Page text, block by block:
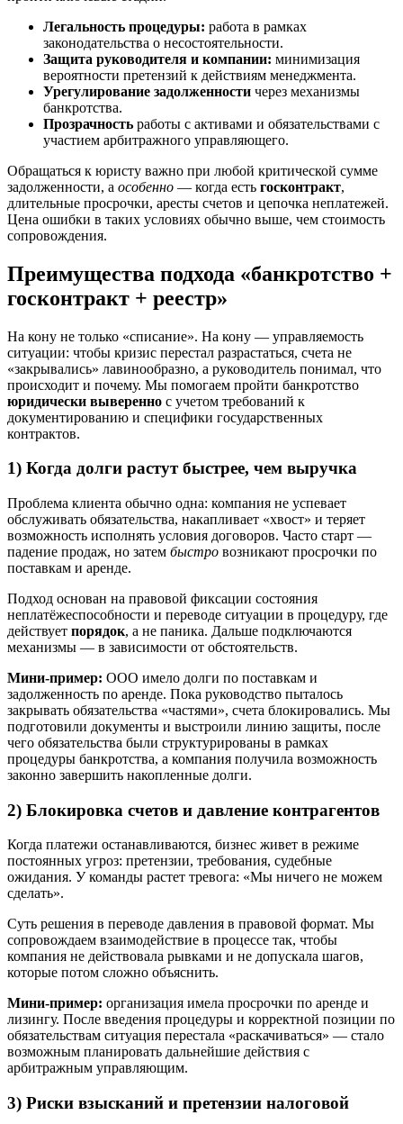
Легальность процедуры: работа в рамках
законодательства о несостоятельности.
Защита руководителя и компании: минимизация
вероятности претензий к действиям менеджмента.
Урегулирование задолженности через механизмы
банкротства.
Прозрачность работы с активами и обязательствами с
участием арбитражного управляющего.
Обращаться к юристу важно при любой критической сумме
задолженности, а особенно — когда есть госконтракт,
длительные просрочки, аресты счетов и цепочка неплатежей.
Цена ошибки в таких условиях обычно выше, чем стоимость
сопровождения.
Преимущества подхода «банкротство +
госконтракт + реестр»
На кону не только «списание». На кону — управляемость
ситуации: чтобы кризис перестал разрастаться, счета не
«закрывались» лавинообразно, а руководитель понимал, что
происходит и почему. Мы помогаем пройти банкротство
юридически выверенно с учетом требований к
документированию и специфики государственных
контрактов.
1) Когда долги растут быстрее, чем выручка
Проблема клиента обычно одна: компания не успевает
обслуживать обязательства, накапливает «хвост» и теряет
возможность исполнять условия договоров. Часто старт —
падение продаж, но затем быстро возникают просрочки по
поставкам и аренде.
Подход основан на правовой фиксации состояния
неплатёжеспособности и переводе ситуации в процедуру, где
действует порядок, а не паника. Дальше подключаются
механизмы — в зависимости от обстоятельств.
Мини‑пример: ООО имело долги по поставкам и
задолженность по аренде. Пока руководство пыталось
закрывать обязательства «частями», счета блокировались. Мы
подготовили документы и выстроили линию защиты, после
чего обязательства были структурированы в рамках
процедуры банкротства, а компания получила возможность
законно завершить накопленные долги.
2) Блокировка счетов и давление контрагентов
Когда платежи останавливаются, бизнес живет в режиме
постоянных угроз: претензии, требования, судебные
ожидания. У команды растет тревога: «Мы ничего не можем
сделать».
Суть решения в переводе давления в правовой формат. Мы
сопровождаем взаимодействие в процессе так, чтобы
компания не действовала рывками и не допускала шагов,
которые потом сложно объяснить.
Мини‑пример: организация имела просрочки по аренде и
лизингу. После введения процедуры и корректной позиции по
обязательствам ситуация перестала «раскачиваться» — стало
возможным планировать дальнейшие действия с
арбитражным управляющим.
3) Риски взысканий и претензии налоговой